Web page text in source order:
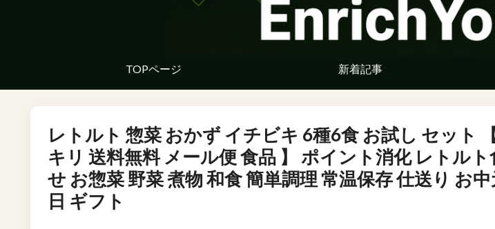
TOPページ 新着記事
レトルト 惣菜 おかず イチビキ 6種6食 お試し セット
キリ 送料無料 メール便 食品 】 ポイント消化 レトル
せ お惣菜 野菜 煮物 和食 簡単調理 常温保存 仕送り お
日 ギフト